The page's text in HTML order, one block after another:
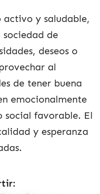
activo y saludable,
de
deseos o
al
de tener buena
emocionalmente
social favorable. El
y esperanza